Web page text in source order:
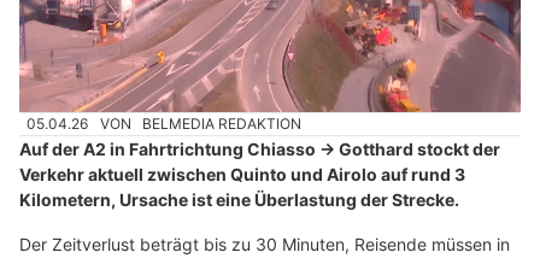
05.04.26 VON BELMEDIA REDAKTION
Auf der A2 in Fahrtrichtung Chiasso → Gotthard stockt der
Verkehr aktuell zwischen Quinto und Airolo auf rund 3
Kilometern, Ursache ist eine Überlastung der Strecke.
Der Zeitverlust beträgt bis zu 30 Minuten, Reisende müssen in